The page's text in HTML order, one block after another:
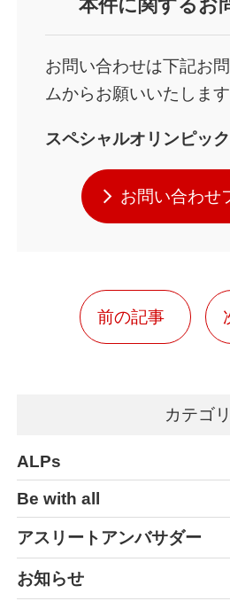
本件に関するお
お問い合わせは下記お
ムからお願いいたします
スペシャルオリンピッ
お問い合わせ
前の記事
カテゴリ
ALPs
Be with all
アスリートアンバサダー
お知らせ